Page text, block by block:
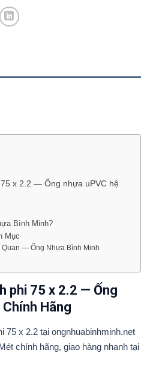
x 2.2 — Ống nhựa uPVC hệ
Bình Minh?
Mục
Quan — Ống Nhựa Bình Minh
phi 75 x 2.2 — Ống
Hãng
75 x 2.2 tại ongnhuabinhminh.net
chính hãng, giao hàng nhanh tại